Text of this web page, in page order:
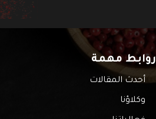
روابط مهمة
أحدث المقالات
وكلاؤنا